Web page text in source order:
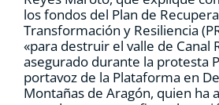
los fondos del Plan de
Transformación y Resiliencia
«para destruir el valle de Canal
asegurado durante la protesta
portavoz de la Plataforma en
Montañas de Aragón, quien ha